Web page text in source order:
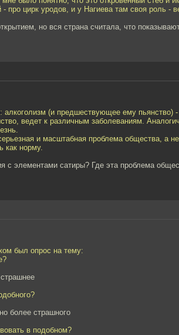
- про цирк уродов, и у Нагиева там своя роль -
но вся страна считала, что
(и предшествующее ему пьянство) -
ведет к различным заболеваниям.
и масштабная проблема общества, а
как норму.
с элементами сатиры? Где эта проблема
был опрос на тему:
более страшного
в подобном?